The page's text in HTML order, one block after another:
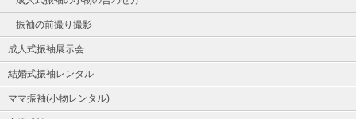
振袖の前撮り撮影
成人式振袖展示会
結婚式振袖レンタル
ママ振袖(小物レンタル)